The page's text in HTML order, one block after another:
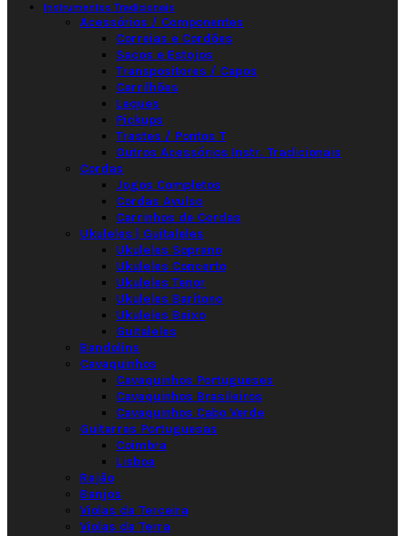
Instrumentos Tradicionais
Acessórios / Componentes
Correias e Cordões
Sacos e Estojos
Transpositores / Capos
Carrilhões
Leques
Pickups
Trastes / Pontos T
Outros Acessórios Instr. Tradicionais
Cordas
Jogos Completos
Cordas Avulso
Carrinhos de Cordas
Ukuleles | Guitaleles
Ukuleles Soprano
Ukuleles Concerto
Ukuleles Tenor
Ukuleles Barítono
Ukuleles Baixo
Guitaleles
Bandolins
Cavaquinhos
Cavaquinhos Portugueses
Cavaquinhos Brasileiros
Cavaquinhos Cabo Verde
Guitarras Portuguesas
Coimbra
Lisboa
Rajão
Banjos
Violas da Terceira
Violas da Terra